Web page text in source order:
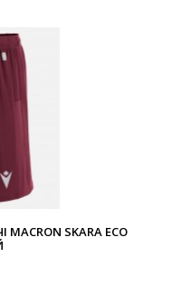
SKARA ECO